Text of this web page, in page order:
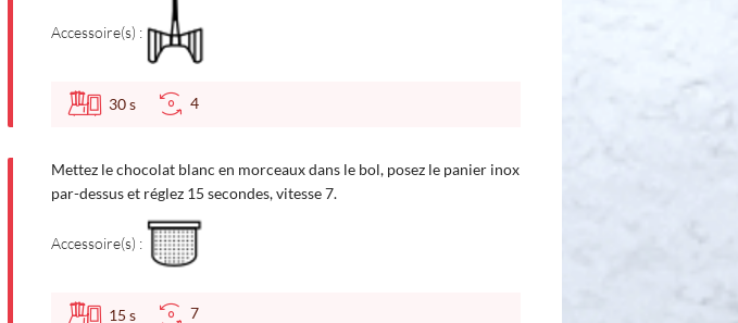
Accessoire(s) :
30s 4
Mettez le chocolat blanc en morceaux dans le bol, posez le panier inox
par-dessus et réglez 15 secondes, vitesse 7.
Accessoire(s) :
15 s 7